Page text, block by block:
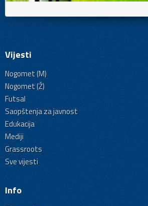
Vijesti
Nogomet (M)
Nogomet (Ž)
Futsal
Saopštenja za javnost
Edukacija
Mediji
Grassroots
Sve vijesti
Info